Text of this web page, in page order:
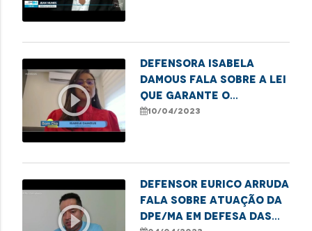
play_circle_outline
Defensora Isabela
Damous fala sobre a lei
que garante o
funcionamento 24h das
10/04/2023
play_circle_outline
Defensor Eurico Arruda
fala sobre atuação da
DPE/MA em defesa das